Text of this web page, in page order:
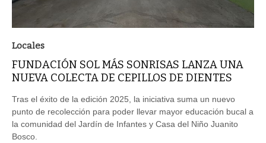
Locales
FUNDACIÓN SOL MÁS SONRISAS LANZA UNA
NUEVA COLECTA DE CEPILLOS DE DIENTES
Tras el éxito de la edición 2025, la iniciativa suma un nuevo
punto de recolección para poder llevar mayor educación bucal a
la comunidad del Jardín de Infantes y Casa del Niño Juanito
Bosco.